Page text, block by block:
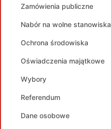
Zamówienia publiczne
Nabór na wolne stanowiska
Ochrona środowiska
Oświadczenia majątkowe
Wybory
Referendum
Dane osobowe